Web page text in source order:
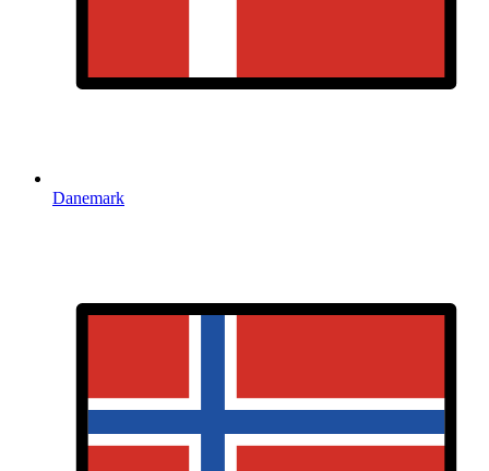
Danemark